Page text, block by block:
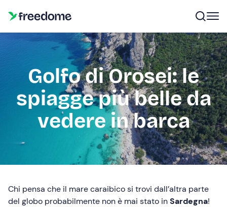
Golfo di Orosei: le
spiagge più belle da
vedere in barca
Chi pensa che il mare caraibico si trovi dall’altra parte
del globo probabilmente non è mai stato inSardegna!